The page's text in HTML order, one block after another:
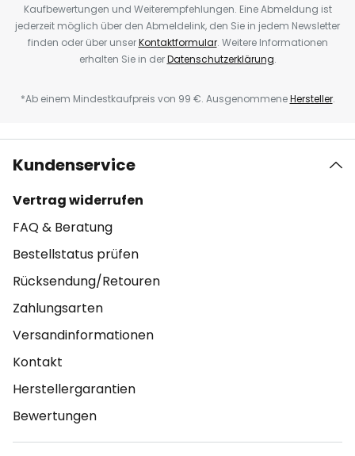
Kaufbewertungen und Weiterempfehlungen. Eine Abmeldung ist
jederzeit möglich über den Abmeldelink, den Sie in jedem Newsletter
finden oder über unserKontaktformular. Weitere Informationen
erhalten Sie in derDatenschutzerklärung.
*Ab einem Mindestkaufpreis von 99 €. AusgenommeneHersteller.
Kundenservice
Vertrag widerrufen
FAQ & Beratung
Bestellstatus prüfen
Rücksendung/Retouren
Zahlungsarten
Versandinformationen
Kontakt
Herstellergarantien
Bewertungen